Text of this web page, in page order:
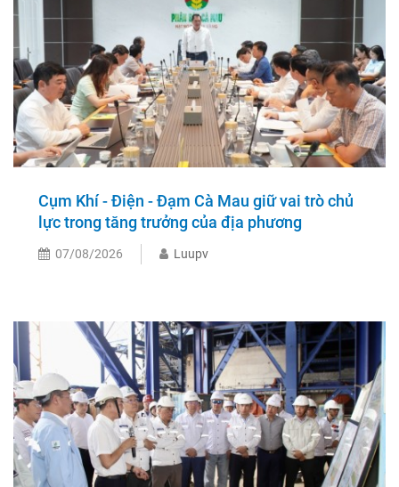
Cụm Khí - Điện - Đạm Cà Mau giữ vai trò chủ
lực trong tăng trưởng của địa phương
07/08/2026 Luupv